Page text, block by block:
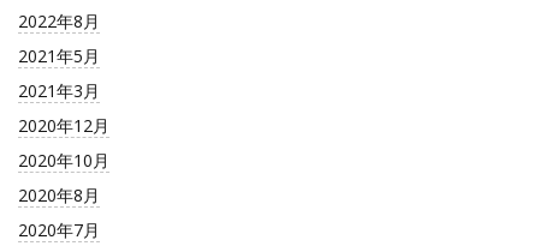
2022年8月
2021年5月
2021年3月
2020年12月
2020年10月
2020年8月
2020年7月